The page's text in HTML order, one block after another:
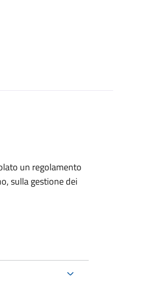
un regolamento
sulla gestione dei